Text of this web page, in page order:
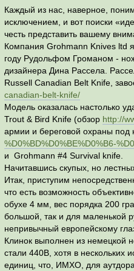
Каждый из нас, наверное,
исключением, и вот поиски
честь представить вашему
Компания Grohmann Knives ltd
году Рудольфом Громаном -
дизайнера Дина Рассела.
Russell Canadian Belt Knife,
canadian-belt-knife/
Модель оказалась настолько
Trout & Bird Knife (обзор http://
армии и береговой охраны под
%D0%BD%D0%BE%D0%B6-
и Grohmann #4 Survival knife.
Начитавшись скупых, но
Итак, приступим
что есть возможность
обухе 4 мм, вес порядка 200
большой, так и для маленькой
непривычный европейскому
Клинок выполнен из немецкой
стали 440В, хотя в нескольких
единиц, что, ИМХО, для аутдора